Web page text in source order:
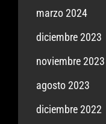
marzo 2024
diciembre 2023
noviembre 2023
agosto 2023
diciembre 2022